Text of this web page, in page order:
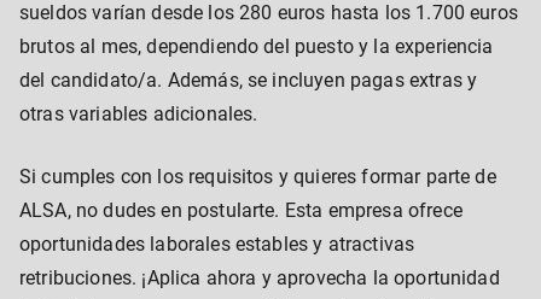
sueldos varían desde los 280 euros hasta los 1.700 euros
brutos al mes, dependiendo del puesto y la experiencia
del candidato/a. Además, se incluyen pagas extras y
otras variables adicionales.
Si cumples con los requisitos y quieres formar parte de
ALSA, no dudes en postularte. Esta empresa ofrece
oportunidades laborales estables y atractivas
retribuciones. ¡Aplica ahora y aprovecha la oportunidad